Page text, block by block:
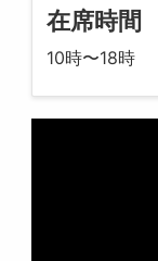
在席時間
10時〜18時